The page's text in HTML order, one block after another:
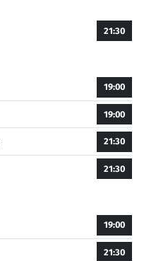
21:30
19:00
19:00
21:30
21:30
19:00
21:30